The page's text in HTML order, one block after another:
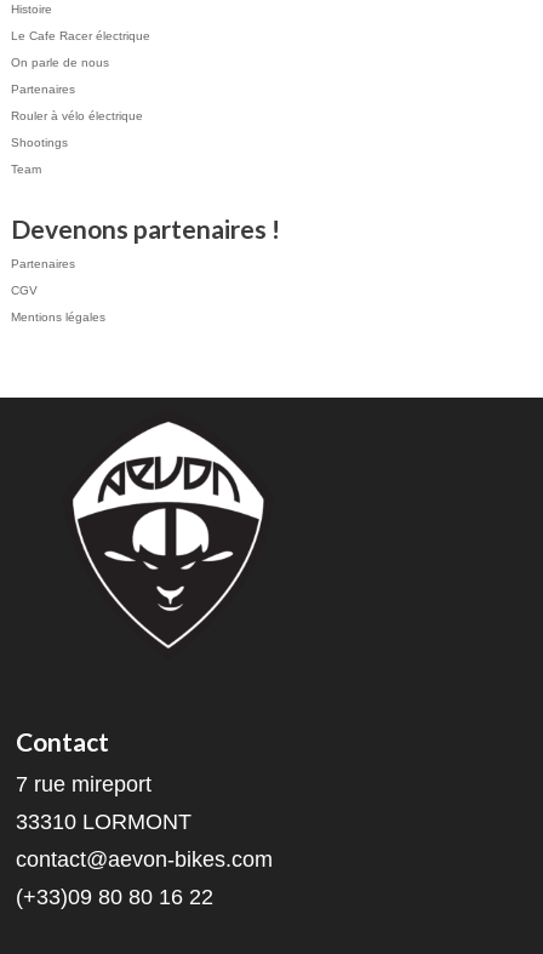
Histoire
Le Cafe Racer électrique
On parle de nous
Partenaires
Rouler à vélo électrique
Shootings
Team
Devenons partenaires !
Partenaires
CGV
Mentions légales
Contact
7 rue mireport
33310 LORMONT
contact@aevon-bikes.com
(+33)09 80 80 16 22